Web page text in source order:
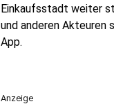
Einkaufsstadt weiter
und anderen Akteuren
App.
Anzeige